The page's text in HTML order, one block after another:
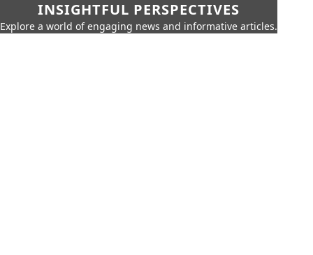
INSIGHTFUL PERSPECTIVES
Explore a world of engaging news and informative articles.